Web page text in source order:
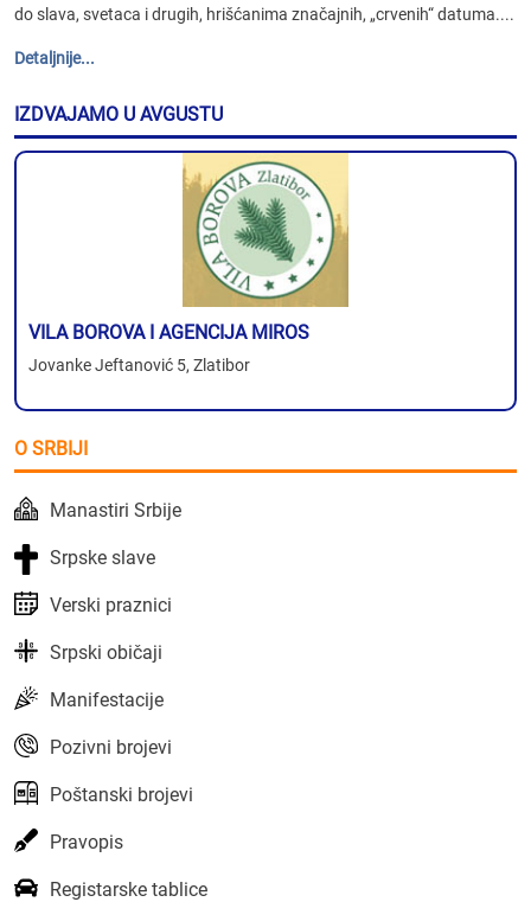
do slava, svetaca i drugih, hrišćanima značajnih, „crvenih“ datuma....
Detaljnije...
IZDVAJAMO U AVGUSTU
VILA BOROVA I AGENCIJA MIROS
Jovanke Jeftanović 5, Zlatibor
O SRBIJI
Manastiri Srbije
Srpske slave
Verski praznici
Srpski običaji
Manifestacije
Pozivni brojevi
Poštanski brojevi
Pravopis
Registarske tablice